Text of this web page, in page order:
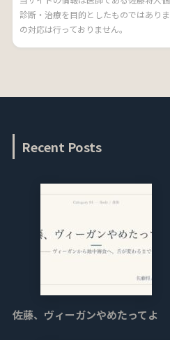
診断・治療を目的としたものではあり
の対応は行っておりません。
Recent Posts
佐藤、ヴィーガンやめたってよ